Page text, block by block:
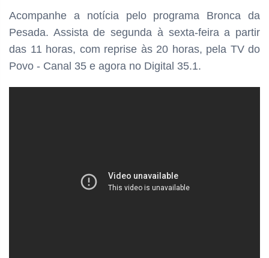
Acompanhe a notícia pelo programa Bronca da
Pesada. Assista de segunda à sexta-feira a partir
das 11 horas, com reprise às 20 horas, pela TV do
Povo - Canal 35 e agora no Digital 35.1.